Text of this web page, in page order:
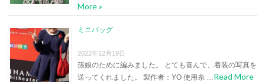
More »
ミニバッグ
2022年12月19日
孫娘のために編みました。 とても喜んで、着装の写真を
送ってくれました。 製作者：YO 使用糸 …Read More